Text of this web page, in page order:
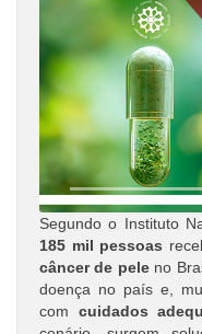
Segundo o Instituto
185 mil pessoas
câncer de peleno
doença no país e,
com cuidados